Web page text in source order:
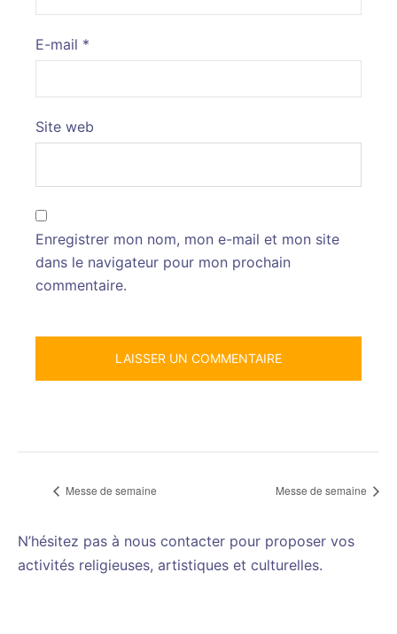
E-mail *
Site web
Enregistrer mon nom, mon e-mail et mon site
dans le navigateur pour mon prochain
commentaire.
Messe de semaine Messe de semaine
N’hésitez pas à nous contacter pour proposer vos
activités religieuses, artistiques et culturelles.